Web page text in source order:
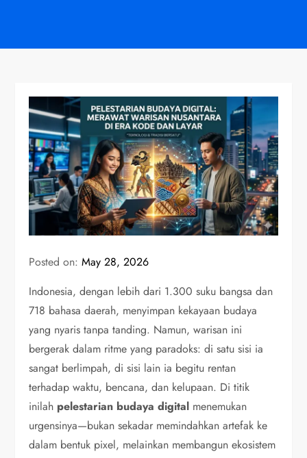
Posted on:May 28, 2026
Indonesia, dengan lebih dari 1.300 suku bangsa dan
718 bahasa daerah, menyimpan kekayaan budaya
yang nyaris tanpa tanding. Namun, warisan ini
bergerak dalam ritme yang paradoks: di satu sisi ia
sangat berlimpah, di sisi lain ia begitu rentan
terhadap waktu, bencana, dan kelupaan. Di titik
inilah pelestarian budaya digital menemukan
urgensinya—bukan sekadar memindahkan artefak ke
dalam bentuk pixel, melainkan membangun ekosistem